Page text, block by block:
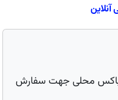
باکس محلی جهت سفارش